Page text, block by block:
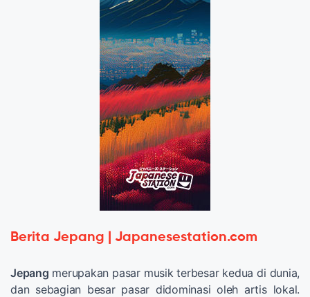
Berita Jepang | Japanesestation.com
Jepang merupakan pasar musik terbesar kedua di dunia,
dan sebagian besar pasar didominasi oleh artis lokal.